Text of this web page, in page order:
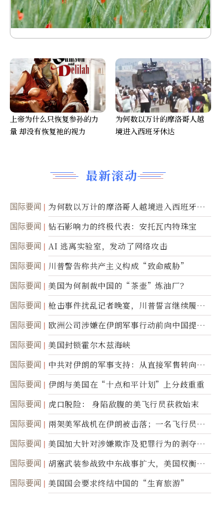
最新滚动
国际要闻
为何数以万计的摩洛哥人越境进入西班牙休
达
国际要闻 钻石影响力的终极代表：安托瓦内特珠宝
国际要闻 AI 逃离实验室，发动了网络攻击
国际要闻 川普警告称共产主义构成“致命威胁”
国际要闻 美国为何制裁中国的“茶壶”炼油厂？
国际要闻
枪击事件扰乱记者晚宴，川普誓言继续履行
职责
国际要闻
欧洲公司涉嫌在伊朗军事行动前向中国提供
美军基地的卫星图像
国际要闻 美国封锁霍尔木兹海峡
国际要闻
中共对伊朗的军事支持：从直接军售转向间
接技术转让
国际要闻 伊朗与美国在“十点和平计划”上分歧重重
国际要闻 虎口脱险： 身陷敌腹的美飞行员获救始末
国际要闻
兩架美军战机在伊朗被击落；一名飞行员失
踪
国际要闻
美国加大针对涉嫌欺诈及犯罪行为的剥夺公
民权力度
国际要闻
胡塞武装参战致中东战事扩大，美国权衡地
面入侵的可能性
国际要闻 美国国会要求终结中国的“生育旅游”
上帝为什么只恢复参孙的力
量 却没有恢复祂的视力
为何数以万计的摩洛哥人越
境进入西班牙休达